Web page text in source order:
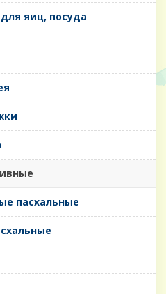
яиц, посуда
пасхальные